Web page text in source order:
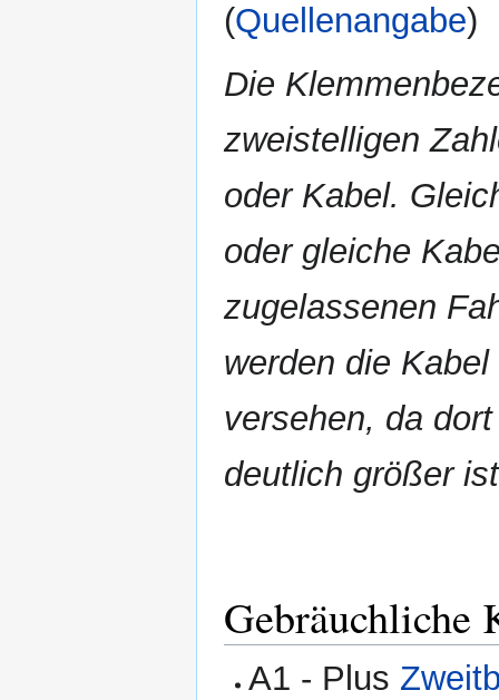
(Quellenangabe)
Die
zweistelligen
oder Kabel.
oder gleiche
zugelassenen
werden die
versehen, da
deutlich größer
Gebräuchliche
A1 - Plus